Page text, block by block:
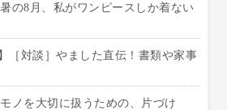
の8月、私がワンピースしか着ない
［対談］やました直伝！書類や家事
ノを大切に扱うための、片づけ